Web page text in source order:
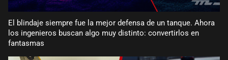
El blindaje siempre fue la mejor defensa de un tanque. Ahora
los ingenieros buscan algo muy distinto: convertirlos en
fantasmas